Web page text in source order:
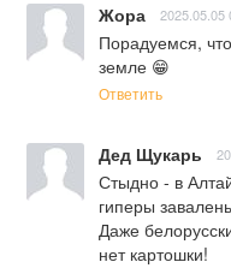
Жора 2025.05.05
Порадуемся,
земле 😁
Ответить
Дед Щукарь
Стыдно - в
гиперы
Даже
нет картошки!